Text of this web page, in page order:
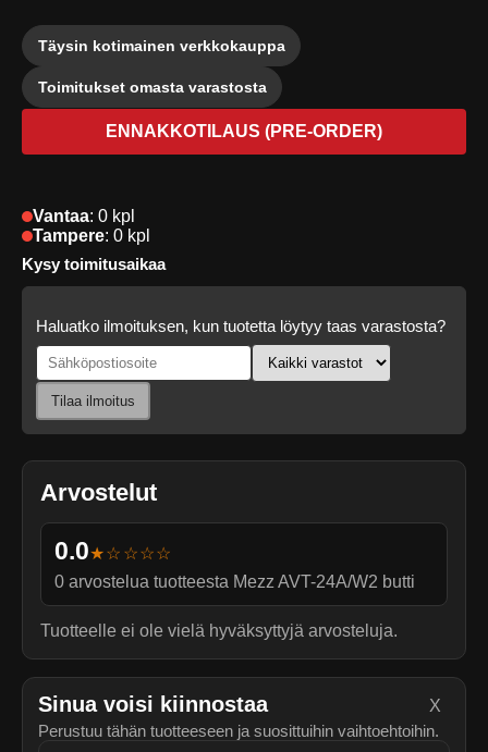
Arvostelut
0.0★☆☆☆☆
0 arvostelua tuotteesta Mezz AVT-24A/W2 butti
Tuotteelle ei ole vielä hyväksyttyjä arvosteluja.
Täysin kotimainen verkkokauppa
Toimitukset omasta varastosta
ENNAKKOTILAUS (PRE-ORDER)
Vantaa: 0 kpl
Tampere: 0 kpl
Kysy toimitusaikaa
Haluatko ilmoituksen, kun tuotetta löytyy taas varastosta?
Tilaa ilmoitus
Sinua voisi kiinnostaa
Perustuu tähän tuotteeseen ja suosittuihin vaihtoehtoihin.
X